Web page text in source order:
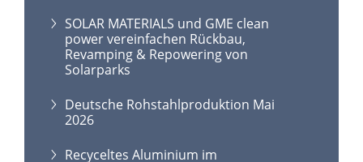
SOLAR MATERIALS und GME clean
power vereinfachen Rückbau,
Revamping & Repowering von
Solarparks
Deutsche Rohstahlproduktion Mai
2026
Recyceltes Aluminium im